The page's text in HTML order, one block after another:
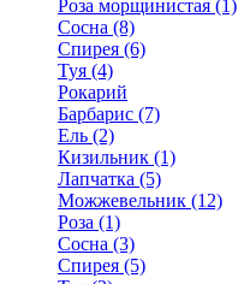
Роза морщинистая (1)
Сосна (8)
Спирея (6)
Туя (4)
Рокарий
Барбарис (7)
Ель (2)
Кизильник (1)
Лапчатка (5)
Можжевельник (12)
Роза (1)
Сосна (3)
Спирея (5)